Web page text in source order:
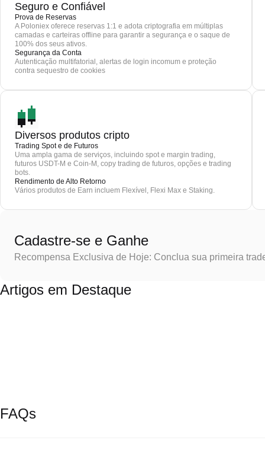
Seguro e Confiável
Prova de Reservas
A Poloniex oferece reservas 1:1 e adota criptografia em múltiplas
camadas e carteiras offline para garantir a segurança e o saque de
100% dos seus ativos.
Segurança da Conta
Autenticação multifatorial, alertas de login incomum e proteção
contra sequestro de cookies
Diversos produtos cripto
Trading Spot e de Futuros
Uma ampla gama de serviços, incluindo spot e margin trading,
futuros USDT-M e Coin-M, copy trading de futuros, opções e trading
bots.
Rendimento de Alto Retorno
Vários produtos de Earn incluem Flexível, Flexi Max e Staking.
Cadastre-se e Ganhe
Recompensa Exclusiva de Hoje: Conclua sua primeira
Artigos em Destaque
FAQs